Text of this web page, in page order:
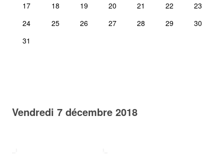
17
18 19 20 21 22
23
24
25 26 27 28 29
30
31
Vendredi 7 décembre 2018